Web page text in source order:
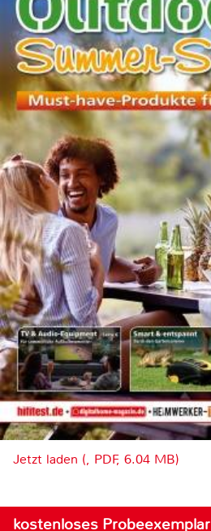
Jetzt laden (, PDF, 6.04 MB)
kostenloses Probeexemplar